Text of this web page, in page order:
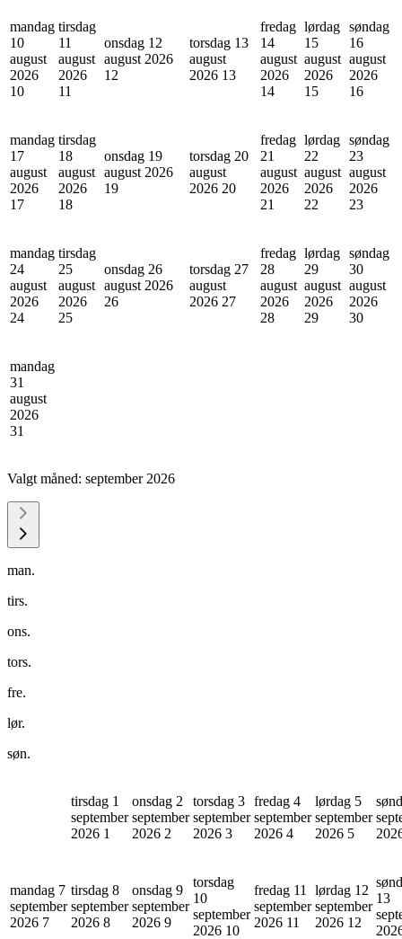
mandag
10
august
2026
10
tirsdag
11
august
2026
11
onsdag 12
august 2026
12
torsdag 13
august
2026 13
fredag
14
august
2026
14
lørdag
15
august
2026
15
søndag
16
august
2026
16
mandag
17
august
2026
17
tirsdag
18
august
2026
18
onsdag 19
august 2026
19
torsdag 20
august
2026 20
fredag
21
august
2026
21
lørdag
22
august
2026
22
søndag
23
august
2026
23
mandag
24
august
2026
24
tirsdag
25
august
2026
25
onsdag 26
august 2026
26
torsdag 27
august
2026 27
fredag
28
august
2026
28
lørdag
29
august
2026
29
søndag
30
august
2026
30
mandag
31
august
2026
31
Valgt måned: september 2026
man.
tirs.
ons.
tors.
fre.
lør.
søn.
tirsdag 1
september
2026 1
onsdag 2
september
2026 2
torsdag 3
september
2026 3
fredag 4
september
2026 4
lørdag 5
september
2026 5
mandag 7
september
2026 7
tirsdag 8
september
2026 8
onsdag 9
september
2026 9
torsdag
10
september
2026 10
fredag 11
september
2026 11
lørdag 12
september
2026 12
13